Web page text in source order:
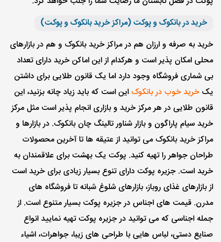
خرید در بانکوک و پوکت (مراکز خرید بانکوک و پوکت)
خرید به صرفه و ارزان هم در مراکز خرید بانکوک و هم در بازارهای
محلی امکان پذیر است و هرکدام از این اماکن خرید دارای تعداد
بی شماری فروشگاه وجود دارد اما یک قانون طلایی برای داشتن
یک خرید خوب در بانکوک این است که باید زیاد چانه بزنید، این
قانون طلایی در هر مرکز خرید و بازاری انجام پذیر است مثل مرکز
خرید سیام پاراگون و بازار شناور تالینگ چان بانکوک. در بازارها و
مراکز خرید بانکوک می توانید از عتیقه ها تا آخرین محصولات
طراحان جواهر را تهیه کنید. پوکت یک بهشت برای علاقمندان به
خرید است. جزیره پوکت دارای تنوع بسیار زیادی برای خرید است
از بازارهای غذای روباز، بازارهای شلوغ شبانه تا فروشگاه های
مدرن. قیمت های اجناس در جزیره پوکت بسیار متنوع است. از
جمله اجناسی که می توانید در جزیره پوکت تهیه نمایید انواع
صنایع دستی، لباس هایی با طراحی های زیبا، جواهرات، اشیاء